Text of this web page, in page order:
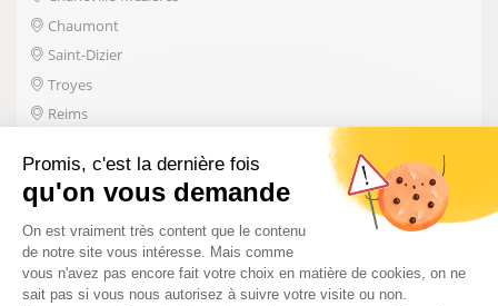
Promis, c'est la dernière fois
qu'on vous demande
Plateforme de Gestion du
On est vraiment très content que le contenu
de notre site vous intéresse. Mais comme
vous n'avez pas encore fait votre choix en matière de cookies, on ne
sait pas si vous nous autorisez à suivre votre visite ou non.
Chaumont
Saint-Dizier
Troyes
Reims
PRÉREQUIS
Aucun
VOIR LA FORMATION